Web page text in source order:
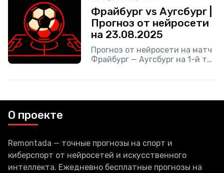
августа 2025.
Фрайбург vs Аугсбург |
Прогноз от нейросети
на 23.08.2025
Прогноз от нейросети на матч
Фрайбург — Аугсбург на 1-й тур
пройдет 23 августа 2025.
О проекте
Remontada — точные прогнозы на спорт и
киберспорт от нейросетей и искусственного
интеллекта. Ежедневно бесплатные прогнозы на